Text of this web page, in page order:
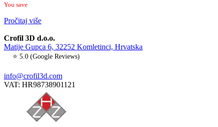
You save
Pročitaj više
Crofil 3D d.o.o.
Matije Gupca 6, 32252 Komletinci, Hrvatska
⭐ 5.0 (Google Reviews)
info@crofil3d.com
VAT: HR98738901121